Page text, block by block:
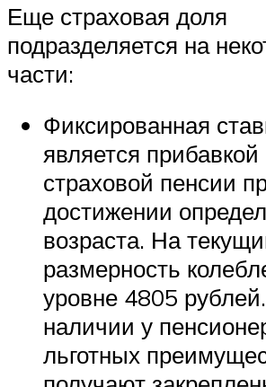
Еще страховая доля
подразделяется на
части:
Фиксированная
является
страховой пенсии
достижении
возраста. На
размерность
уровне 4805
наличии у
льготных